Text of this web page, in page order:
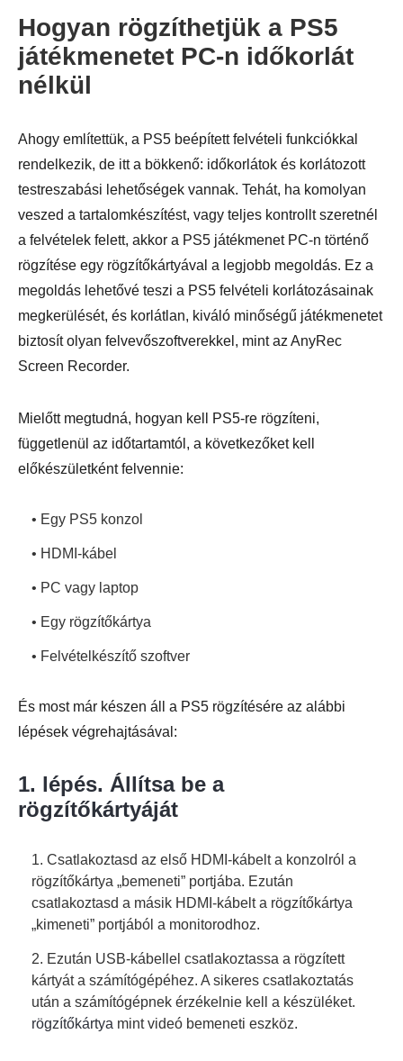
Hogyan rögzíthetjük a PS5
játékmenetet PC-n időkorlát
nélkül
Ahogy említettük, a PS5 beépített felvételi funkciókkal
rendelkezik, de itt a bökkenő: időkorlátok és korlátozott
testreszabási lehetőségek vannak. Tehát, ha komolyan
veszed a tartalomkészítést, vagy teljes kontrollt szeretnél
a felvételek felett, akkor a PS5 játékmenet PC-n történő
rögzítése egy rögzítőkártyával a legjobb megoldás. Ez a
megoldás lehetővé teszi a PS5 felvételi korlátozásainak
megkerülését, és korlátlan, kiváló minőségű játékmenetet
biztosít olyan felvevőszoftverekkel, mint az AnyRec
Screen Recorder.
Mielőtt megtudná, hogyan kell PS5-re rögzíteni,
függetlenül az időtartamtól, a következőket kell
előkészületként felvennie:
• Egy PS5 konzol
• HDMI-kábel
• PC vagy laptop
• Egy rögzítőkártya
• Felvételkészítő szoftver
És most már készen áll a PS5 rögzítésére az alábbi
lépések végrehajtásával:
1. lépés. Állítsa be a
rögzítőkártyáját
1. Csatlakoztasd az első HDMI-kábelt a konzolról a
rögzítőkártya „bemeneti” portjába. Ezután
csatlakoztasd a másik HDMI-kábelt a rögzítőkártya
„kimeneti” portjából a monitorodhoz.
2. Ezután USB-kábellel csatlakoztassa a rögzített
kártyát a számítógépéhez. A sikeres csatlakoztatás
után a számítógépnek érzékelnie kell a készüléket.
rögzítőkártya mint videó bemeneti eszköz.